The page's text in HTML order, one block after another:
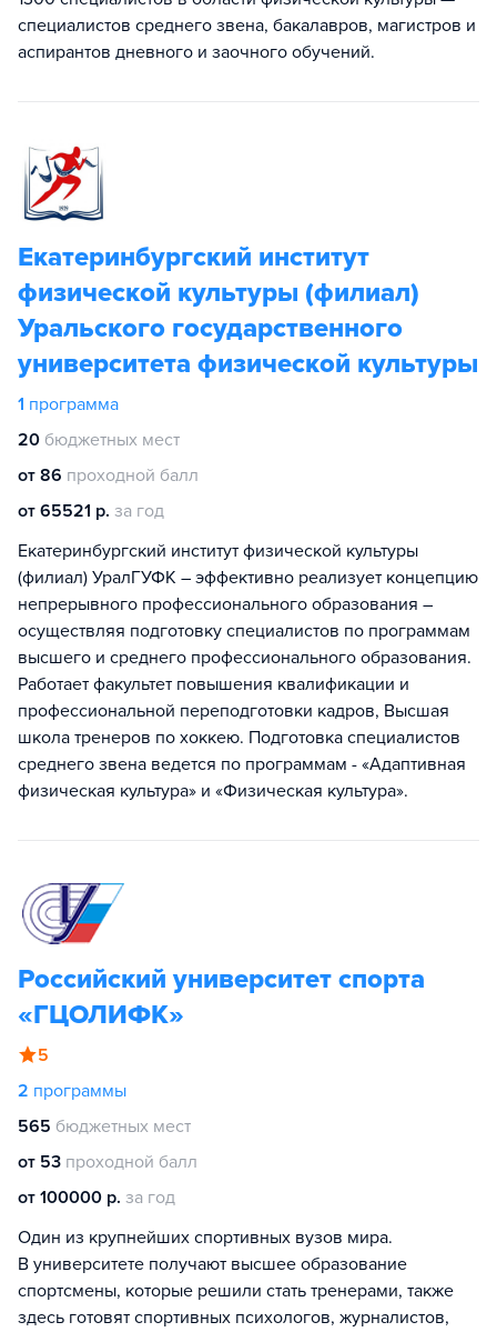
специалистов среднего звена, бакалавров, магистров и
аспирантов дневного и заочного обучений.
Екатеринбургский институт
физической культуры (филиал)
Уральского государственного
университета физической культуры
1 программа
20 бюджетных мест
от 86 проходной балл
от 65521 р. за год
Екатеринбургский институт физической культуры
(филиал) УралГУФК – эффективно реализует концепцию
непрерывного профессионального образования –
осуществляя подготовку специалистов по программам
высшего и среднего профессионального образования.
Работает факультет повышения квалификации и
профессиональной переподготовки кадров, Высшая
школа тренеров по хоккею. Подготовка специалистов
среднего звена ведется по программам - «Адаптивная
физическая культура» и «Физическая культура».
Российский университет спорта
«ГЦОЛИФК»
5
2 программы
565 бюджетных мест
от 53 проходной балл
от 100000 р. за год
Один из крупнейших спортивных вузов мира.
В университете получают высшее образование
спортсмены, которые решили стать тренерами, также
здесь готовят спортивных психологов, журналистов,